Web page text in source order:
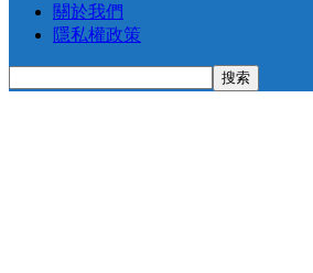
關於我們
隱私權政策